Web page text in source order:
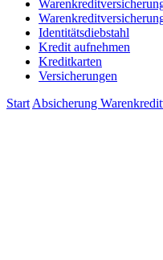
Identitätsdiebstahl
Kredit aufnehmen
Kreditkarten
Versicherungen
Start Absicherung